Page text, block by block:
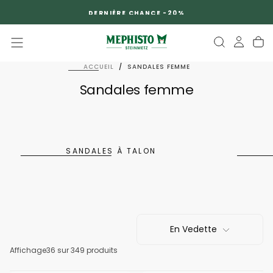
DERNIÈRE CHANCE -20%
ACCUEIL / SANDALES FEMME
Sandales femme
SANDALES À TALON
En Vedette
Affichage36 sur 349 produits